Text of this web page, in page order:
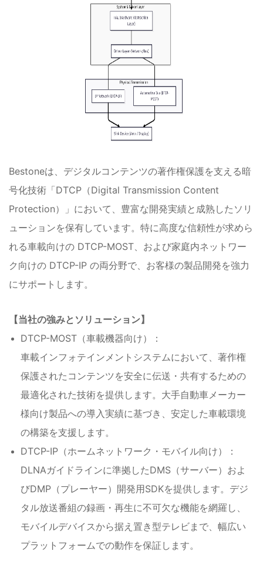
Bestoneは、デジタルコンテンツの著作権保護を支える暗
号化技術「DTCP（Digital Transmission Content
Protection）」において、豊富な開発実績と成熟したソリ
ューションを保有しています。特に高度な信頼性が求めら
れる車載向けの DTCP-MOST、および家庭内ネットワー
ク向けの DTCP-IP の両分野で、お客様の製品開発を強力
にサポートします。
【当社の強みとソリューション】
DTCP-MOST（車載機器向け）：
車載インフォテインメントシステムにおいて、著作権
保護されたコンテンツを安全に伝送・共有するための
最適化された技術を提供します。大手自動車メーカー
様向け製品への導入実績に基づき、安定した車載環境
の構築を支援します。
DTCP-IP（ホームネットワーク・モバイル向け）：
DLNAガイドラインに準拠したDMS（サーバー）およ
びDMP（プレーヤー）開発用SDKを提供します。デジ
タル放送番組の録画・再生に不可欠な機能を網羅し、
モバイルデバイスから据え置き型テレビまで、幅広い
プラットフォームでの動作を保証します。